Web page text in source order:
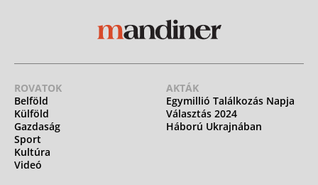
ROVATOK
Belföld
Külföld
Gazdaság
Sport
Kultúra
Videó
AKTÁK
Egymillió Találkozás Napja
Választás 2024
Háború Ukrajnában